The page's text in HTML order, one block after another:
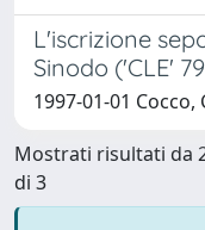
L'iscrizione
Sinodo ('CLE'
1997-01-01 Cocco,
Mostrati risultati da
di 3